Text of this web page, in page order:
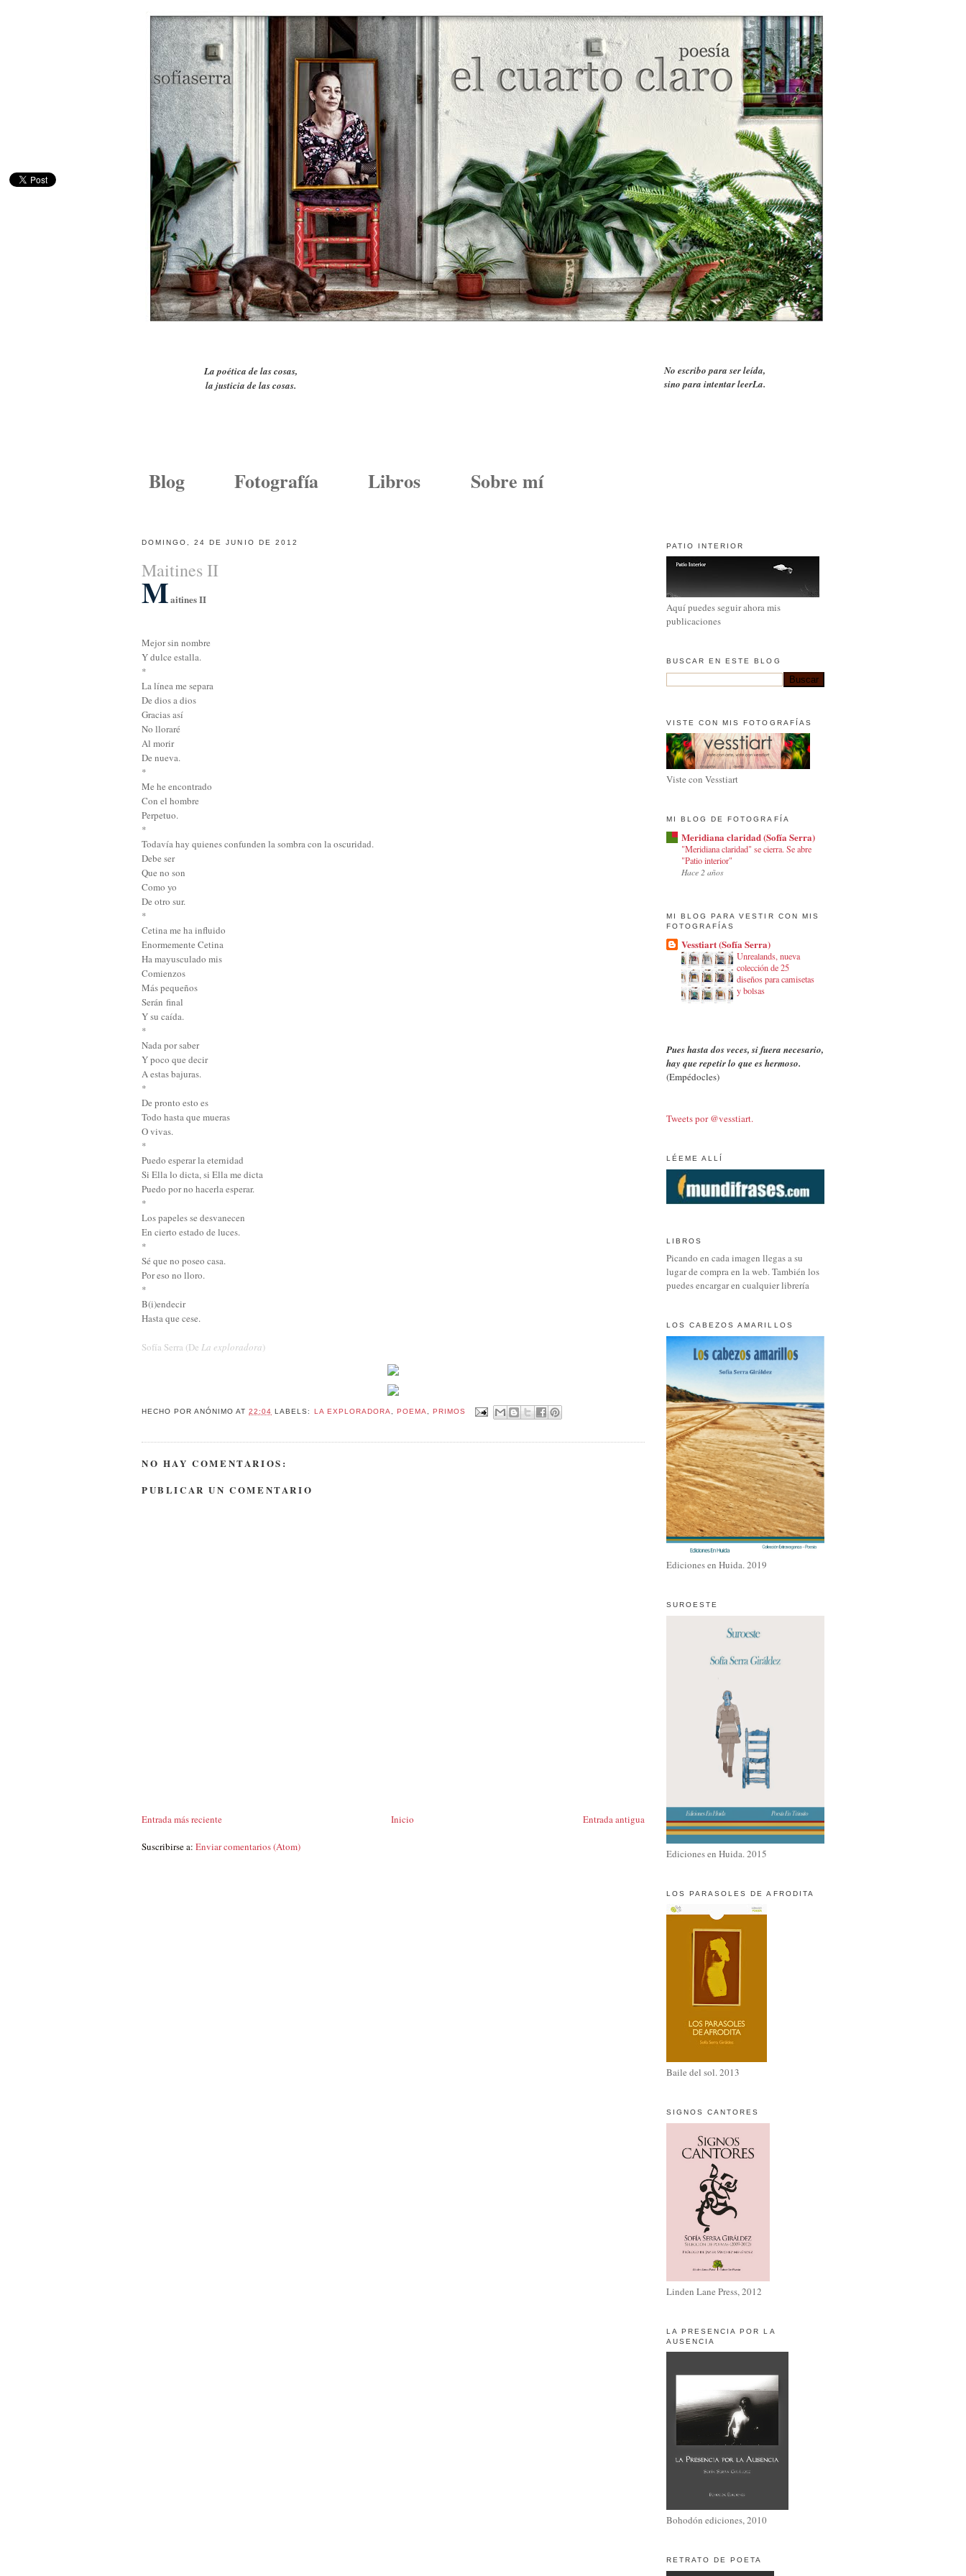
La poética de las cosas,
la justicia de las cosas.
No escribo para ser leída,
sino para intentar leerLa.
Blog Fotografía Libros Sobre mí
DOMINGO, 24 DE JUNIO DE 2012
Maitines II
Maitines II
Mejor sin nombre
Y dulce estalla.
*
La línea me separa
De dios a dios
Gracias así
No lloraré
Al morir
De nueva.
*
Me he encontrado
Con el hombre
Perpetuo.
*
Todavía hay quienes confunden la sombra con la oscuridad.
Debe ser
Que no son
Como yo
De otro sur.
*
Cetina me ha influido
Enormemente Cetina
Ha mayusculado mis
Comienzos
Más pequeños
Serán final
Y su caída.
*
Nada por saber
Y poco que decir
A estas bajuras.
*
De pronto esto es
Todo hasta que mueras
O vivas.
*
Puedo esperar la eternidad
Si Ella lo dicta, si Ella me dicta
Puedo por no hacerla esperar.
*
Los papeles se desvanecen
En cierto estado de luces.
*
Sé que no poseo casa.
Por eso no lloro.
*
B(i)endecir
Hasta que cese.
Sofía Serra (De La exploradora)
HECHO PORANÓNIMO AT22:04 LABELS: LA EXPLORADORA, POEMA, PRIMOS
NO HAY COMENTARIOS:
PUBLICAR UN COMENTARIO
Entrada más reciente Entrada antigua
Inicio
Suscribirse a: Enviar comentarios (Atom)
PATIO INTERIOR
Aquí puedes seguir ahora mis
publicaciones
BUSCAR EN ESTE BLOG
VISTE CON MIS FOTOGRAFÍAS
Viste con Vesstiart
MI BLOG DE FOTOGRAFÍA
Meridiana claridad (Sofía Serra)
"Meridiana claridad" se cierra. Se abre
"Patio interior"
Hace 2 años
MI BLOG PARA VESTIR CON MIS
FOTOGRAFÍAS
Vesstiart (Sofía Serra)
Unrealands, nueva
colección de 25
diseños para camisetas
y bolsas
Pues hasta dos veces, si fuera necesario,
hay que repetir lo que es hermoso.
(Empédocles)
Tweets por @vesstiart.
LÉEME ALLÍ
LIBROS
Picando en cada imagen llegas a su
lugar de compra en la web. También los
puedes encargar en cualquier librería
LOS CABEZOS AMARILLOS
Ediciones en Huida. 2019
SUROESTE
Ediciones en Huida. 2015
LOS PARASOLES DE AFRODITA
Baile del sol. 2013
SIGNOS CANTORES
Linden Lane Press, 2012
LA PRESENCIA POR LA
AUSENCIA
Bohodón ediciones, 2010
RETRATO DE POETA